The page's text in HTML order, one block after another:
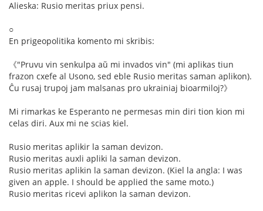
Alieska: Rusio meritas priux pensi.
○
En prigeopolitika komento mi skribis:
《"Pruvu vin senkulpa aŭ mi invados vin" (mi aplikas tiun
frazon cxefe al Usono, sed eble Rusio meritas saman aplikon).
Ĉu rusaj trupoj jam malsanas pro ukrainiaj bioarmiloj?》
Mi rimarkas ke Esperanto ne permesas min diri tion kion mi
celas diri. Aux mi ne scias kiel.
Rusio meritas aplikir la saman devizon.
Rusio meritas auxli apliki la saman devizon.
Rusio meritas aplikin la saman devizon. (Kiel la angla: I was
given an apple. I should be applied the same moto.)
Rusio meritas ricevi aplikon la saman devizon.